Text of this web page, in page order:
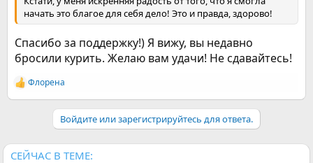
начать это благое для себя дело! Это и правда, здорово!
Спасибо за поддержку!) Я вижу, вы недавно
бросили курить. Желаю вам удачи! Не сдавайтесь!
Р
е
и
и
Флорена
Войдите или зарегистрируйтесь для ответа.
СЕЙЧАС В ТЕМЕ: